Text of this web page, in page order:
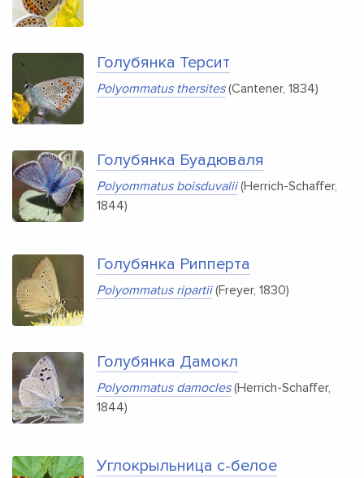
Голубянка Терсит
Polyommatus thersites(Cantener, 1834)
Голубянка Буадюваля
Polyommatus boisduvalii(Herrich-Schaffer,
1844)
Голубянка Рипперта
Polyommatus ripartii(Freyer, 1830)
Голубянка Дамокл
Polyommatus damocles(Herrich-Schaffer,
1844)
Углокрыльница c-белое